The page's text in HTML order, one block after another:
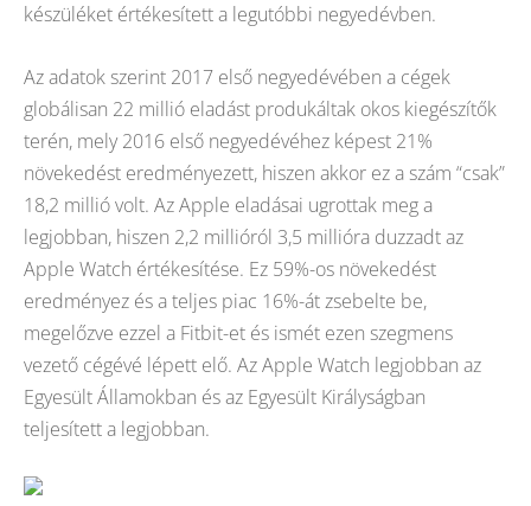
készüléket értékesített a legutóbbi negyedévben.
Az adatok szerint 2017 első negyedévében a cégek
globálisan 22 millió eladást produkáltak okos kiegészítők
terén, mely 2016 első negyedévéhez képest 21%
növekedést eredményezett, hiszen akkor ez a szám “csak”
18,2 millió volt. Az Apple eladásai ugrottak meg a
legjobban, hiszen 2,2 millióról 3,5 millióra duzzadt az
Apple Watch értékesítése. Ez 59%-os növekedést
eredményez és a teljes piac 16%-át zsebelte be,
megelőzve ezzel a Fitbit-et és ismét ezen szegmens
vezető cégévé lépett elő. Az Apple Watch legjobban az
Egyesült Államokban és az Egyesült Királyságban
teljesített a legjobban.